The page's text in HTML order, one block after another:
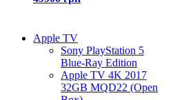
Apple TV
Sony PlayStation 5
Blue-Ray Edition
Apple TV 4K 2017
32GB MQD22 (Open